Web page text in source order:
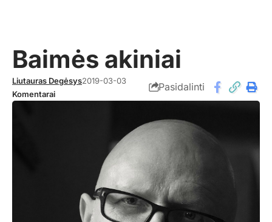
Baimės akiniai
Liutauras Degėsys2019-03-03
Komentarai
Pasidalinti